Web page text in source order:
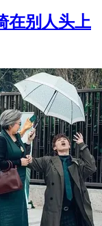
在别人头上